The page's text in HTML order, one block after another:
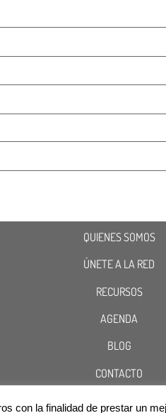
QUIENES SOMOS
ÚNETE A LA RED
RECURSOS
AGENDA
BLOG
CONTACTO
con la finalidad de prestar un